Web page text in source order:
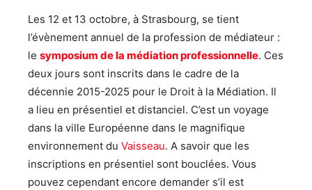
Les 12 et 13 octobre, à Strasbourg, se tient
l’évènement annuel de la profession de médiateur :
le symposium de la médiation professionnelle. Ces
deux jours sont inscrits dans le cadre de la
décennie 2015-2025 pour le Droit à la Médiation. Il
a lieu en présentiel et distanciel. C’est un voyage
dans la ville Européenne dans le magnifique
environnement du Vaisseau. A savoir que les
inscriptions en présentiel sont bouclées. Vous
pouvez cependant encore demander s’il est